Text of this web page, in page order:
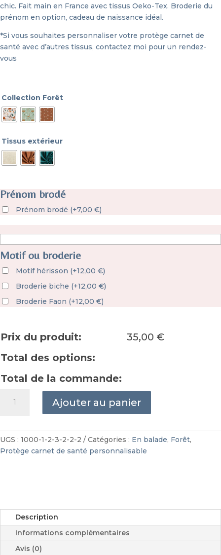
chic. Fait main en France avec tissus Oeko-Tex. Broderie du
prénom en option, cadeau de naissance idéal.
*Si vous souhaites personnaliser votre protège carnet de
santé avec d’autres tissus, contactez moi pour un rendez-
vous
Collection Forêt
Tissus extérieur
Prénom brodé
Prénom brodé (+7,00 €)
Motif ou broderie
Motif hérisson (+12,00 €)
Broderie biche (+12,00 €)
Broderie Faon (+12,00 €)
Prix du produit: 35,00 €
Total des options:
Total de la commande:
de
santé
Ajouter au panier
UGS : 1000-1-2-3-2-2-2 Catégories : En balade, Forêt,
Protège carnet de santé personnalisable
Description
Informations complémentaires
Avis (0)